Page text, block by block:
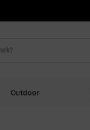
Outdoor